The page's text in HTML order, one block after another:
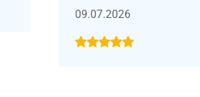
09.07.2026